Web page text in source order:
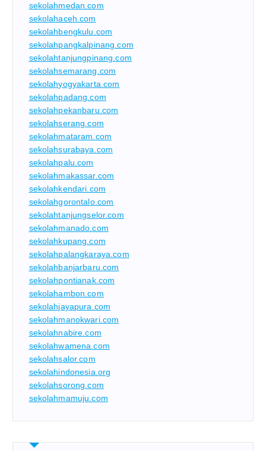
sekolahmedan.com
sekolahaceh.com
sekolahbengkulu.com
sekolahpangkalpinang.com
sekolahtanjungpinang.com
sekolahsemarang.com
sekolahyogyakarta.com
sekolahpadang.com
sekolahpekanbaru.com
sekolahserang.com
sekolahmataram.com
sekolahsurabaya.com
sekolahpalu.com
sekolahmakassar.com
sekolahkendari.com
sekolahgorontalo.com
sekolahtanjungselor.com
sekolahmanado.com
sekolahkupang.com
sekolahpalangkaraya.com
sekolahbanjarbaru.com
sekolahpontianak.com
sekolahambon.com
sekolahjayapura.com
sekolahmanokwari.com
sekolahnabire.com
sekolahwamena.com
sekolahsalor.com
sekolahindonesia.org
sekolahsorong.com
sekolahmamuju.com